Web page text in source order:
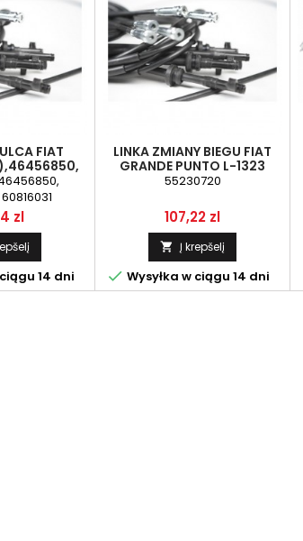
FIAT
zl
14 dni
LINKA ZMIANY BIEGU FIAT
GRANDE PUNTO L-1323
SELEKCJA 1.2, 1.4 ROK OD 06
55230720
Kaina
107,22 zl
 Į krepšelį
 Wysyłka w ciągu 14 dni